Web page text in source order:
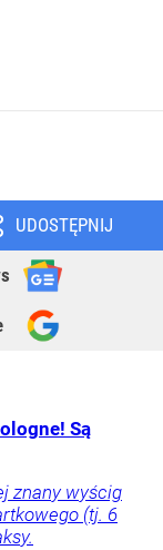
UDOSTĘPNIJ
Są
znany wyścig
(tj. 6